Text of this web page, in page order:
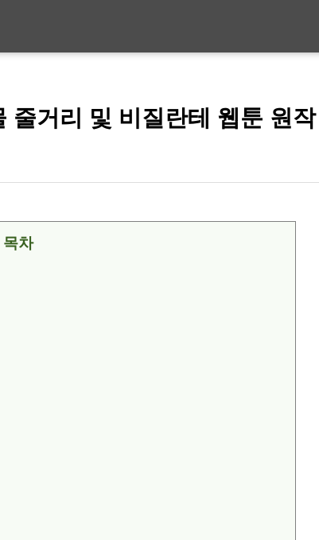
줄거리 및 비질란테 웹툰 원작
목차